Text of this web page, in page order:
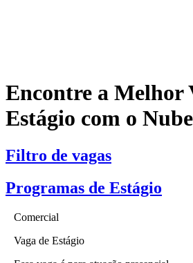
Encontre a Melhor
Estágio com o Nube
Filtro de vagas
Programas de Estágio
Comercial
Vaga de Estágio